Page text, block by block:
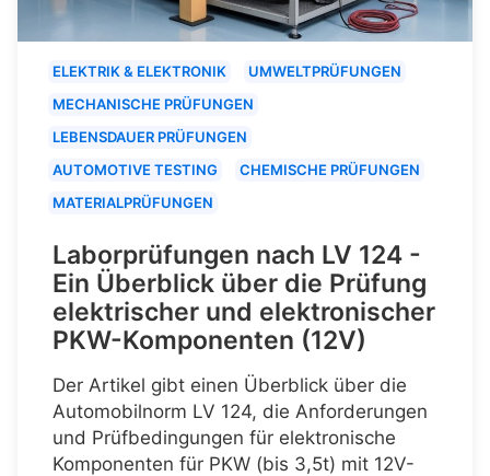
ELEKTRIK & ELEKTRONIK
UMWELTPRÜFUNGEN
MECHANISCHE PRÜFUNGEN
LEBENSDAUER PRÜFUNGEN
AUTOMOTIVE TESTING
CHEMISCHE PRÜFUNGEN
MATERIALPRÜFUNGEN
Laborprüfungen nach LV 124 -
Ein Überblick über die Prüfung
elektrischer und elektronischer
PKW-Komponenten (12V)
Der Artikel gibt einen Überblick über die
Automobilnorm LV 124, die Anforderungen
und Prüfbedingungen für elektronische
Komponenten für PKW (bis 3,5t) mit 12V-